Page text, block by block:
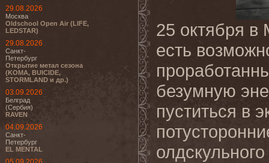
29.08.2026
Москва
Oldschool Open Air (LIFE,
LEDSTAR)
29.08.2026
Санкт-
Петербург
Открытие метал сезона
(KOMA, BUICIDE,
STORMLAND и др.)
03.09.2026
Белград
(Сербия)
RAVEN
04.09.2026
Санкт-
Петербург
EL MENTAL
25 октября в
есть
безумную
пуститься в